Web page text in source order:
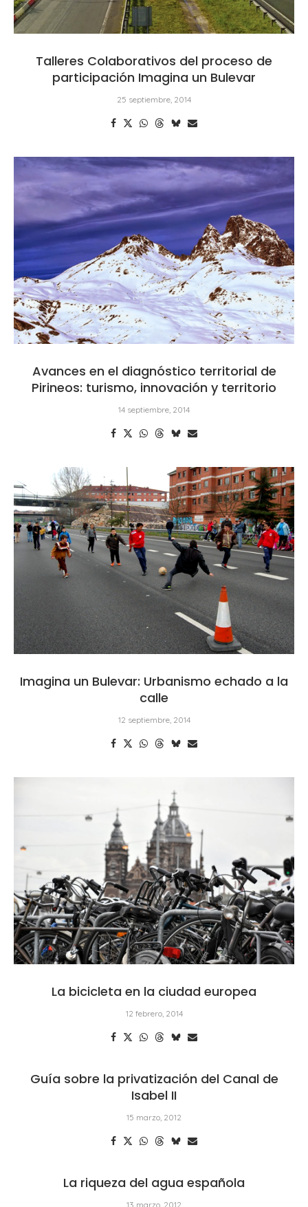
Talleres Colaborativos del proceso de
participación Imagina un Bulevar
25 septiembre, 2014
Avances en el diagnóstico territorial de
Pirineos: turismo, innovación y territorio
14 septiembre, 2014
Imagina un Bulevar: Urbanismo echado a la
calle
12 septiembre, 2014
La bicicleta en la ciudad europea
12 febrero, 2014
Guía sobre la privatización del Canal de
Isabel II
15 marzo, 2012
La riqueza del agua española
13 marzo, 2012